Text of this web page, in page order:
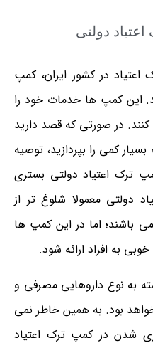
دولتی
در کشور ایران، کمپ
این کمپ ها خدمات خود را
کنند. در صورتی که قصد دارید
کمی را بپردازید، توصیه
ترک اعتیاد دولتی بستری
دولتی معمولا شلوغ تر از
اما در این کمپ ها
به افراد ارائه شود.
به نوع داروهایی مصرفی و
بود. به همین خاطر نمی
شدن در کمپ ترک اعتیاد